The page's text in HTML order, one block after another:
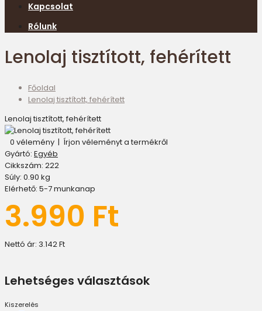
Kapcsolat
Rólunk
Lenolaj tisztított, fehérített
Főoldal
Lenolaj tisztított, fehérített
Lenolaj tisztított, fehérített
0 vélemény | Írjon véleményt a termékről
Gyártó: Egyéb
Cikkszám: 222
Súly: 0.90 kg
Elérhető: 5-7 munkanap
3.990 Ft
Nettó ár: 3.142 Ft
Lehetséges választások
Kiszerelés